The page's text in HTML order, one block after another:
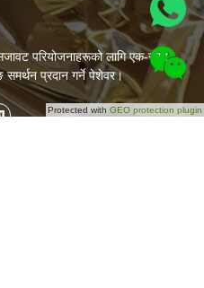
परियोजनाहरूको लागि एक-स्टप
समर्थन प्रदान गर्ने पेशेवर।
Protected with GEO protection plugin